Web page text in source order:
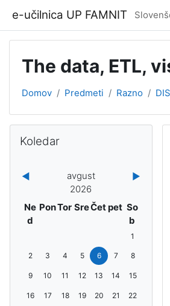
e-učilnica UP FAMNIT
The data, ETL,
Domov Predmeti Razno
Bloki
Koledar
◀︎
avgust
2026
▶︎
Nedelja
Ne
d
Ponedeljek
PonTorek
Tor Sreda
SreČetrtek
Četpetek
pet Sobota
So
b
Ni
1
Ni dogodkov, nedelja, 2. avgust
2 Ni dogodkov, ponedeljek, 3. avgust
3 Ni dogodkov, torek, 4. avgust
4 Ni dogodkov, sreda, 5. avgust
5 Ni dogodkov, četrtek,
6 Ni dogodkov,
7 Ni
8
Ni dogodkov, nedelja, 9. avgust
9 Ni dogodkov, ponedeljek, 10. avgust
10 Ni dogodkov, torek, 11. avgust
11 Ni dogodkov, sreda, 12.
12 Ni dogodkov, četrtek,
13 Ni dogodkov,
14 Ni
15
Ni dogodkov, nedelja, 16. avgust
16 Ni dogodkov, ponedeljek, 17. avgust
17 Ni dogodkov, torek, 18. avgust
18 Ni dogodkov, sreda, 19.
19 Ni dogodkov, četrtek,
20 Ni dogodkov,
21 Ni
22